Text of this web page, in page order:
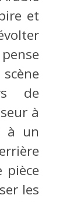
et
de
à
à un
pièce
les